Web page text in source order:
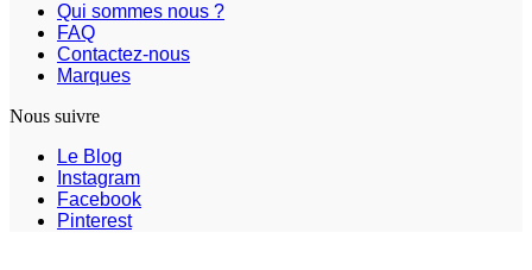
Qui sommes nous ?
FAQ
Contactez-nous
Marques
Nous suivre
Le Blog
Instagram
Facebook
Pinterest